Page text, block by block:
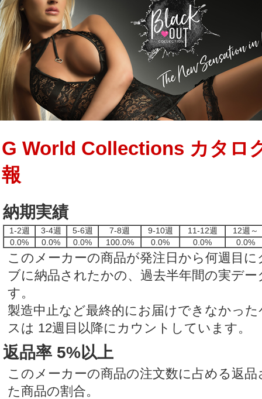
G World Collections カタロ
報
納期実績
1-2週 3-4週 5-6週 7-8週 9-10週 11-12週
12週～
0.0%
0.0% 0.0% 100.0% 0.0% 0.0% 0.0%
このメーカーの商品が発注日から何週目に
ブに納品されたかの、過去半年間の実デー
す。
製造中止など最終的にお届けできなかった
スは 12週目以降にカウントしています。
返品率 5%以上
このメーカーの商品の注文数に占める返品
た商品の割合。